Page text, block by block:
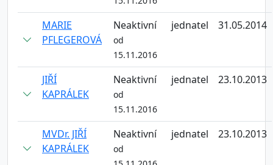
MARIE
PFLEGEROVÁ
Neaktivní
od
15.11.2016
jednatel 31.05.2014
JIŘÍ
KAPRÁLEK
Neaktivní
od
15.11.2016
jednatel 23.10.2013
MVDr. JIŘÍ
KAPRÁLEK
Neaktivní
od
jednatel 23.10.2013